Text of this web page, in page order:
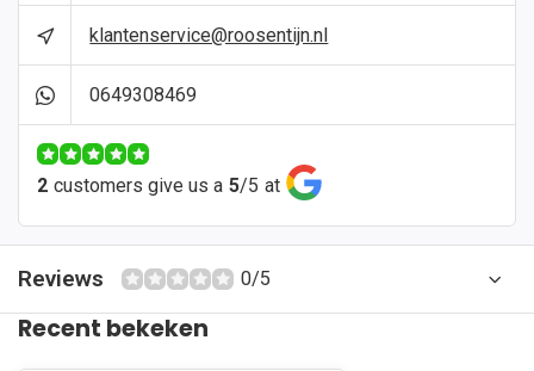
klantenservice@roosentijn.nl
0649308469
2 customers give us a 5/5 at
Reviews 0/5
Recent bekeken